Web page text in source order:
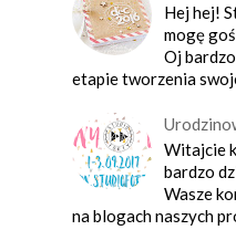
Hej hej!
mogę
Oj
etapie tworzenia
Witajcie
bardzo
Wasze
na blogach naszych